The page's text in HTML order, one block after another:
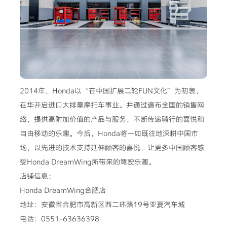
2014年，Honda以“在中国扩展二轮FUN文化”为初衷，
在华开启进口大排量摩托车事业。并通过遍布全国的销售网
络，提供高附加价值的产品与服务，不断传递骑行的喜悦和
自由移动的乐趣。今后，Honda将一如既往地深耕中国市
场，以先进的技术支持延伸顾客的喜悦，让更多中国顾客感
受Honda DreamWing所带来的驾驶乐趣。
店铺信息：
Honda DreamWing合肥店
地址：安徽省合肥市高新区西二环路19号亚夏汽车城
电话：0551-63636398